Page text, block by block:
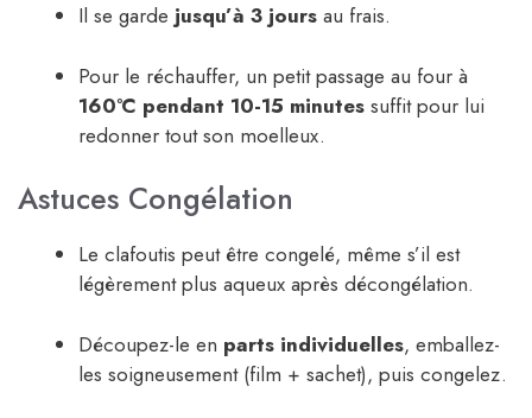
Il se garde jusqu’à 3 jours au frais.
Pour le réchauffer, un petit passage au four à
160°C pendant 10-15 minutes suffit pour lui
redonner tout son moelleux.
Astuces Congélation
Le clafoutis peut être congelé, même s’il est
légèrement plus aqueux après décongélation.
Découpez-le en parts individuelles, emballez-
les soigneusement (film + sachet), puis congelez.